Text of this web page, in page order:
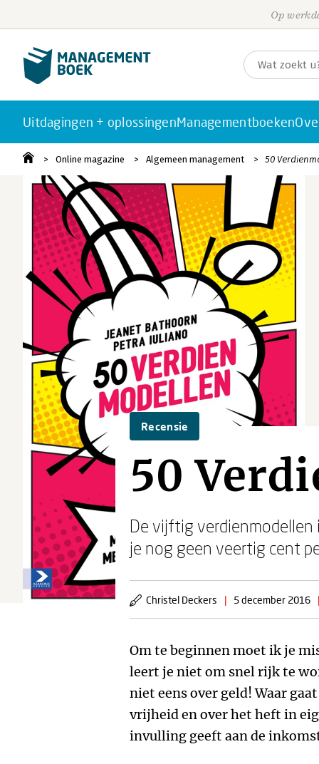
Op
Uitdagingen + oplossingenManagementboeken
Online magazine Algemeen management 50
Recensie
50
De vijftig verdienmodellen
je nog geen veertig cent
Christel Deckers | 5 december 2016 |
Om te beginnen moet ik je
leert je niet om snel rijk te
niet eens over geld! Waar
vrijheid en over het heft in
invulling geeft aan de